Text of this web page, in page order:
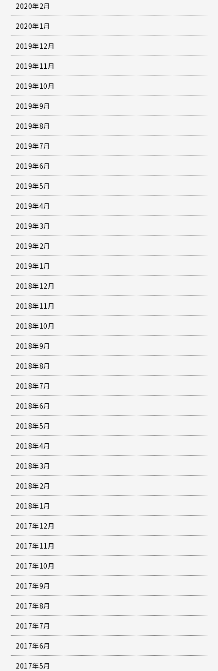
2020年2月
2020年1月
2019年12月
2019年11月
2019年10月
2019年9月
2019年8月
2019年7月
2019年6月
2019年5月
2019年4月
2019年3月
2019年2月
2019年1月
2018年12月
2018年11月
2018年10月
2018年9月
2018年8月
2018年7月
2018年6月
2018年5月
2018年4月
2018年3月
2018年2月
2018年1月
2017年12月
2017年11月
2017年10月
2017年9月
2017年8月
2017年7月
2017年6月
2017年5月